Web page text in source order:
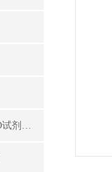
德国罗威邦试剂/LOVIBOND试剂/罗威邦试剂